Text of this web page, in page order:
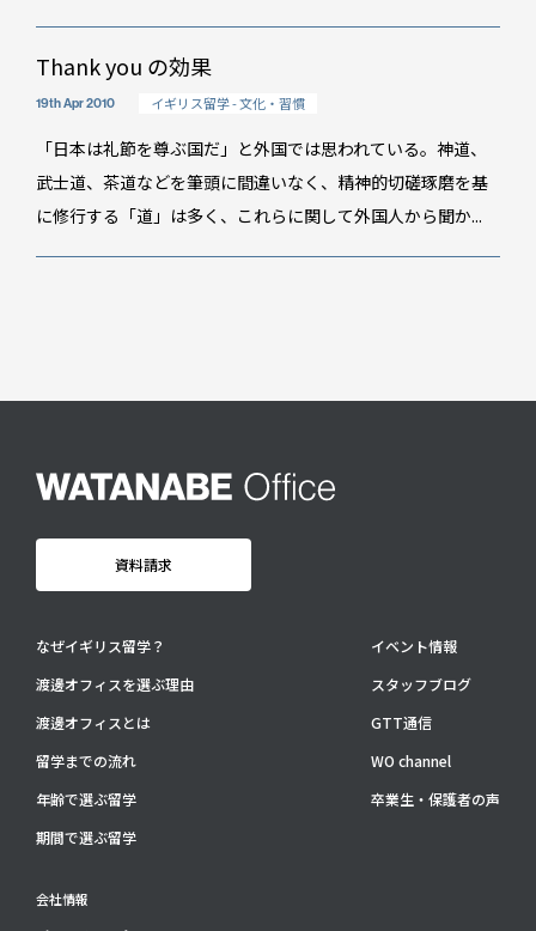
アクセス
プライバシーポリシー
採用情報
お問い合わせ： (平日9:30-17:30)
Please contact
for English information.
Thank you の効果
19th Apr 2010 イギリス留学 - 文化・習慣
「日本は礼節を尊ぶ国だ」と外国では思われている。神道、
武士道、茶道などを筆頭に間違いなく、精神的切磋琢磨を基
に修行する「道」は多く、これらに関して外国人から聞か...
資料請求
なぜイギリス留学？
渡邊オフィスを選ぶ理由
渡邊オフィスとは
留学までの流れ
年齢で選ぶ留学
期間で選ぶ留学
イベント情報
スタッフブログ
GTT通信
WO channel
卒業生・保護者の声
会社情報